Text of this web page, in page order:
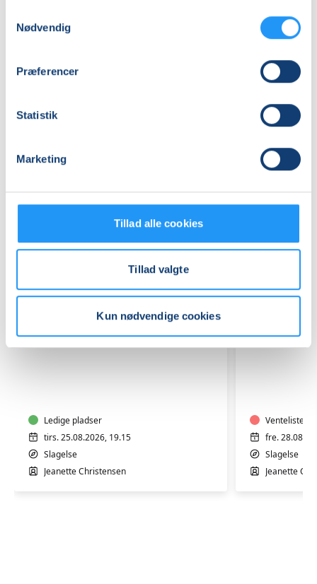
Nødvendig
Præferencer
Statistik
Marketing
Tillad alle cookies
Tillad valgte
Kun nødvendige cookies
Mødegange
Relaterede hold
der
har
været
igennem
Ledige pladser
tirs. 25.08.2026, 19.15
Slagelse
Jeanette Christensen
i
Slagelse
Venteliste
fre.
Slagelse
Jeanette